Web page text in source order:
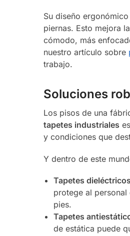
Su diseño
piernas. Esto mejora
cómodo, más
nuestro artículo sobre
trabajo.
Soluciones
Los pisos de una
tapetes industriales
y condiciones que
Y dentro de este
Tapetes
protege al
pies.
Tapetes
de estática puede